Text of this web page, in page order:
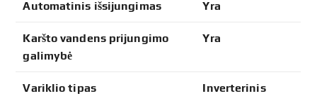
Automatinis išsijungimas Yra
Karšto vandens prijungimo
galimybė
Yra
Variklio tipas Inverterinis